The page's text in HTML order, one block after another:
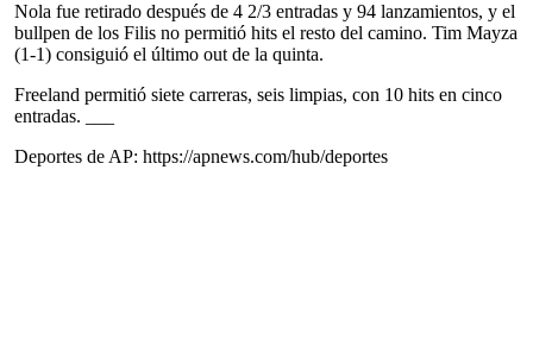
Nola fue retirado después de 4 2/3 entradas y 94 lanzamientos, y el
bullpen de los Filis no permitió hits el resto del camino. Tim Mayza
(1-1) consiguió el último out de la quinta.
Freeland permitió siete carreras, seis limpias, con 10 hits en cinco
entradas. ___
Deportes de AP: https://apnews.com/hub/deportes